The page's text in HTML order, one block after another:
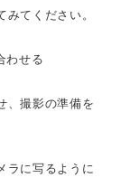
てください。
わせる
、撮影の準備を
ラに写るように